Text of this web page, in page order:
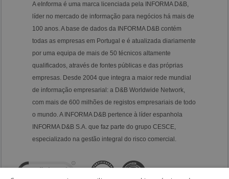
A eInforma é uma marca licenciada pela INFORMA D&B,
líder no mercado de informação para negócios há mais de
100 anos. A base de dados da INFORMA D&B contém
todas as empresas em Portugal e é atualizada diariamente
por uma equipa de mais de 50 técnicos altamente
qualificados, através de fontes públicas e das próprias
empresas. Desde 2004 que integra a maior rede mundial
de informação empresarial: a D&B Worldwide Network,
com mais de 600 milhões de registos empresariais de todo
o mundo. A INFORMA D&B pertence à líder espanhola
INFORMA D&B S.A. que faz parte do grupo CESCE,
especializado na gestão integral do risco comercial.